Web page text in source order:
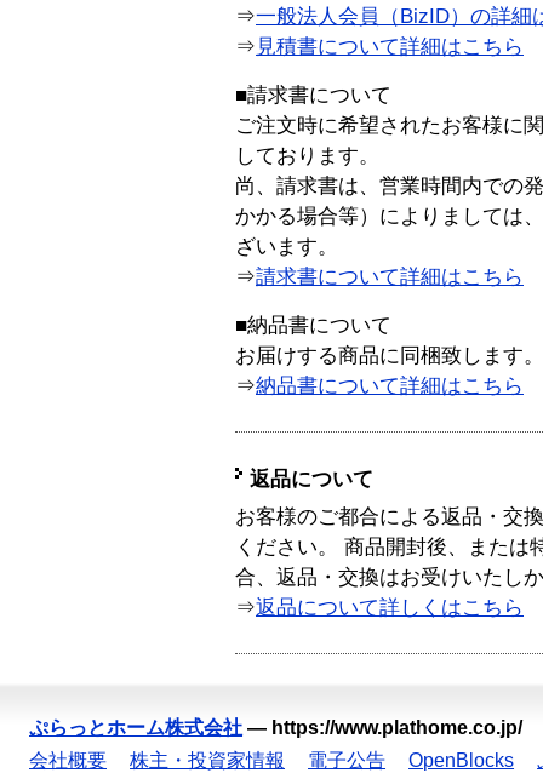
⇒一般法人会員（BizID）の詳細
⇒ 見積書について詳細はこちら
■請求書について
ご注文時に希望されたお客様に
しております。
尚、請求書は、営業時間内での
かかる場合等）によりましては
ざいます。
⇒請求書について詳細はこちら
■納品書について
お届けする商品に同梱致します。
⇒納品書について詳細はこちら
返品について
お客様のご都合による返品・交
ください。 商品開封後、または
合、返品・交換はお受けいたし
⇒返品について詳しくはこちら
ぷらっとホーム株式会社 — https://www.plathome.co.jp/
会社概要
株主・投資家情報 電子公告 OpenBlocks